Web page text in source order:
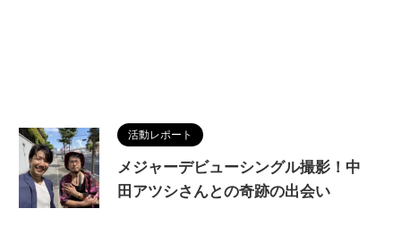
活動レポート
メジャーデビューシングル撮影！中
田アツシさんとの奇跡の出会い